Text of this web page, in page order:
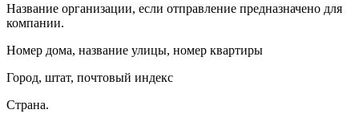
Название организации, если отправление предназначено для
компании.
Номер дома, название улицы, номер квартиры
Город, штат, почтовый индекс
Страна.